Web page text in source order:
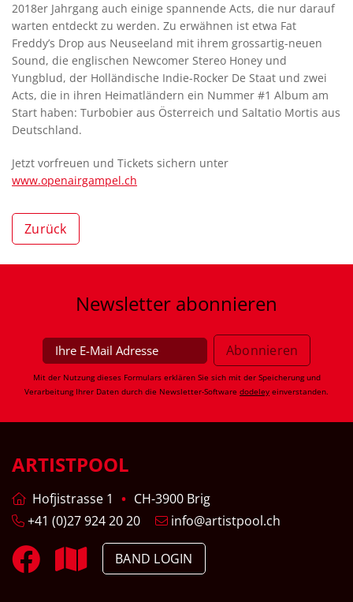
2018er Jahrgang auch einige spannende Acts, die nur darauf
warten entdeckt zu werden. Zu erwähnen ist etwa Fat
Freddy’s Drop aus Neuseeland mit ihrem grossartig-neuen
Sound, die englischen Newcomer Stereo Honey und
Yungblud, der Holländische Indie-Rocker De Staat und zwei
Acts, die in ihren Heimatländern ein Nummer #1 Album am
Start haben: Turbobier aus Österreich und Saltatio Mortis aus
Deutschland.
Jetzt vorfreuen und Tickets sichern unter
www.openairgampel.ch
Zurück
Newsletter abonnieren
Mit der Nutzung dieses Formulars erklären Sie sich mit der Speicherung und
Verarbeitung Ihrer Daten durch die Newsletter-Software dodeley einverstanden.
ARTISTPOOL
Hofjistrasse 1
CH-3900 Brig
+41 (0)27 924 20 20
info@artistpool.ch
BAND LOGIN